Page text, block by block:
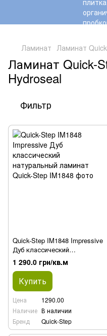
Ламинат Ламинат
Ламинат Quick-
Hydroseal
Фильтр
Quick-Step IM1848 Impressive
Дуб классический
натуральный ламинат
1 290.0 грн/кв.м
Купить
Цена
1290.00
Наличие В наличии
Бренд
Quick-Step